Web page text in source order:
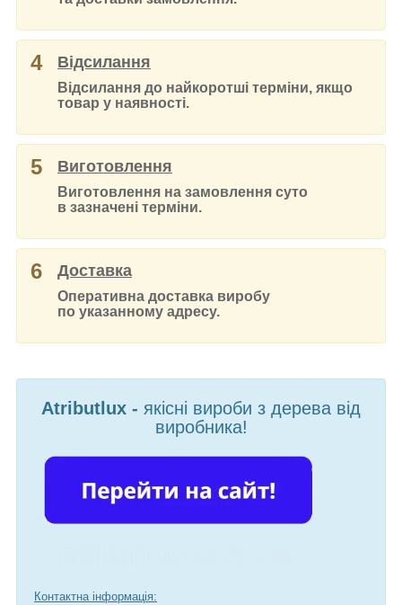
4 Відсилання
Відсилання до найкоротші терміни, якщо
товар у наявності.
5 Виготовлення
Виготовлення на замовлення суто
в зазначені терміни.
6 Доставка
Оперативна доставка виробу
по указанному адресу.
Atributlux - якісні вироби з дерева від
виробника!
Контактна інформація: